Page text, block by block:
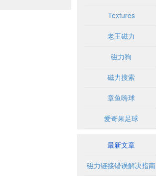
Textures
老王磁力
磁力狗
磁力搜索
章鱼嗨球
爱奇果足球
最新文章
磁力链接错误解决指南